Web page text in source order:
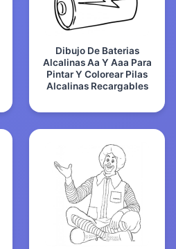
Dibujo De Baterias
Alcalinas Aa Y Aaa Para
Pintar Y Colorear Pilas
Alcalinas Recargables